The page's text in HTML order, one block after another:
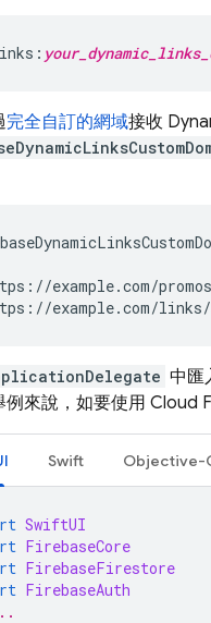
完全自訂的網域接收
example.com/promos
example.com/links/
中匯
例來說，如要使用 Cloud
Swift Objective-
SwiftUI
FirebaseCore
FirebaseFirestore
FirebaseAuth